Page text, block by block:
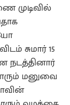
முடிவில்
சுமார் 15
நடத்தினார்
மனுவை